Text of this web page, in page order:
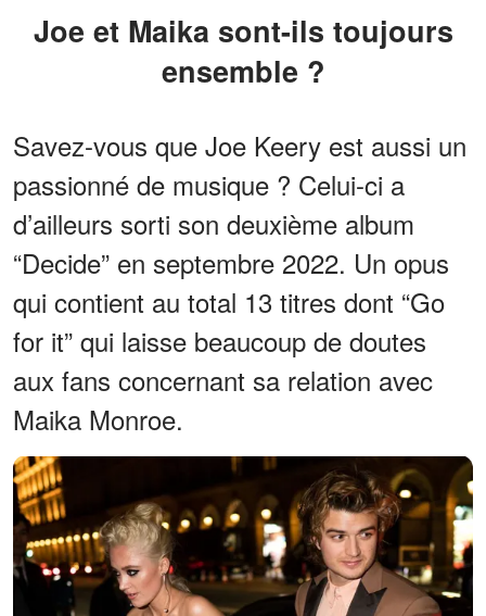
Joe et Maika sont-ils toujours
ensemble ?
Savez-vous que Joe Keery est aussi un
passionné de musique ? Celui-ci a
d’ailleurs sorti son deuxième album
“Decide” en septembre 2022. Un opus
qui contient au total 13 titres dont “Go
for it” qui laisse beaucoup de doutes
aux fans concernant sa relation avec
Maika Monroe.